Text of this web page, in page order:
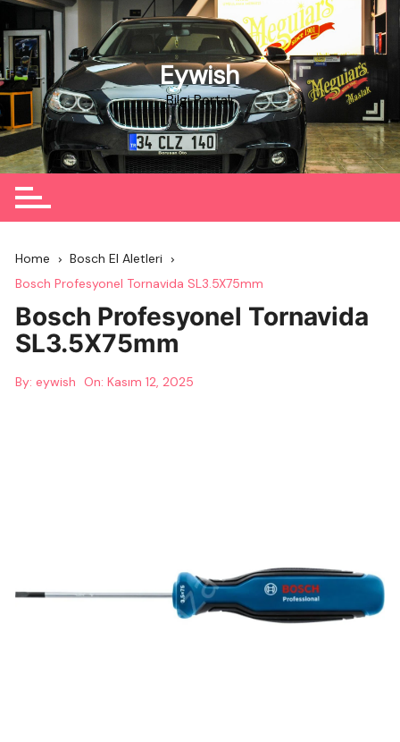
Skip
to
content
Eywish
Bilgi Portalı
Home
Bosch El Aletleri
Bosch Profesyonel Tornavida SL3.5X75mm
Bosch Profesyonel Tornavida
SL3.5X75mm
By: eywish On:Kasım 12, 2025